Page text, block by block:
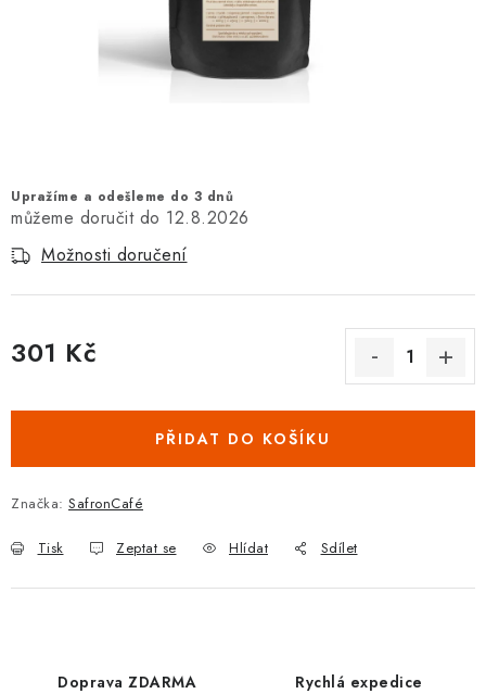
Upražíme a odešleme do 3 dnů
12.8.2026
Možnosti doručení
301 Kč
PŘIDAT DO KOŠÍKU
Značka: SafronCafé
Tisk Zeptat se Hlídat Sdílet
Doprava ZDARMA Rychlá expedice